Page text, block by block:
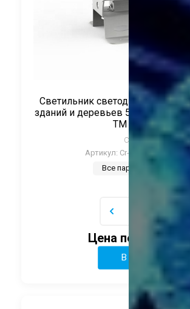
Светильник светодиодный для
зданий и деревьев 54Вт 24V RGB
ТМ CRANE
CRANE
Артикул: Cr-CTL-TWZ54-RGB
Все параметры
Цена по запросу
В корзину